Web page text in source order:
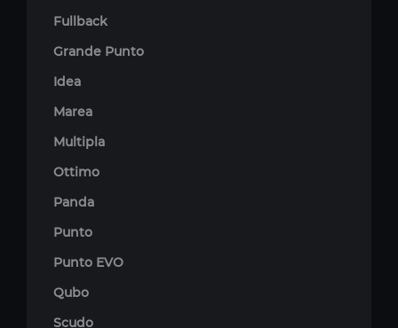
Fullback
Grande Punto
Idea
Marea
Multipla
Ottimo
Panda
Punto
Punto EVO
Qubo
Scudo